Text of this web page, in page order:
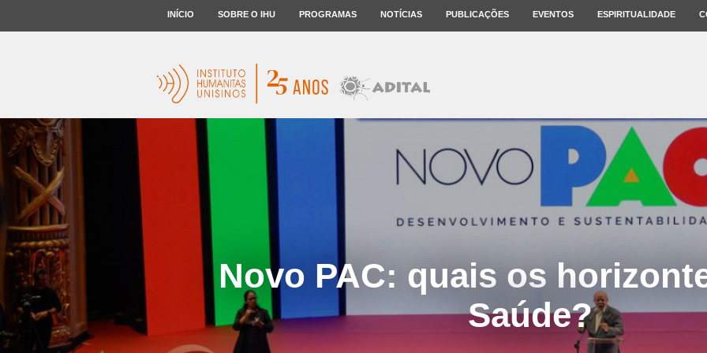
INÍCIO SOBRE O IHU PROGRAMAS NOTÍCIAS PUBLICAÇÕES EVENTOS ESPIRITUALIDADE
Novo PAC: quais os
Saúde?